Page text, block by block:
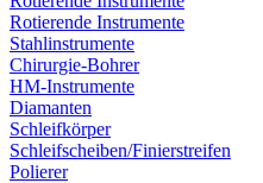
Rotierende Instrumente
Stahlinstrumente
Chirurgie-Bohrer
HM-Instrumente
Diamanten
Schleifkörper
Schleifscheiben/Finierstreifen
Polierer